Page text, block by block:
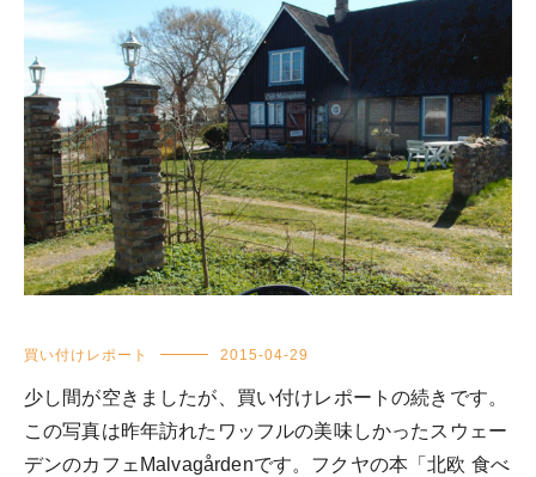
買い付けレポート 2015-04-29
少し間が空きましたが、買い付けレポートの続きです。
この写真は昨年訪れたワッフルの美味しかったスウェー
デンのカフェMalvagårdenです。フクヤの本「北欧 食べ